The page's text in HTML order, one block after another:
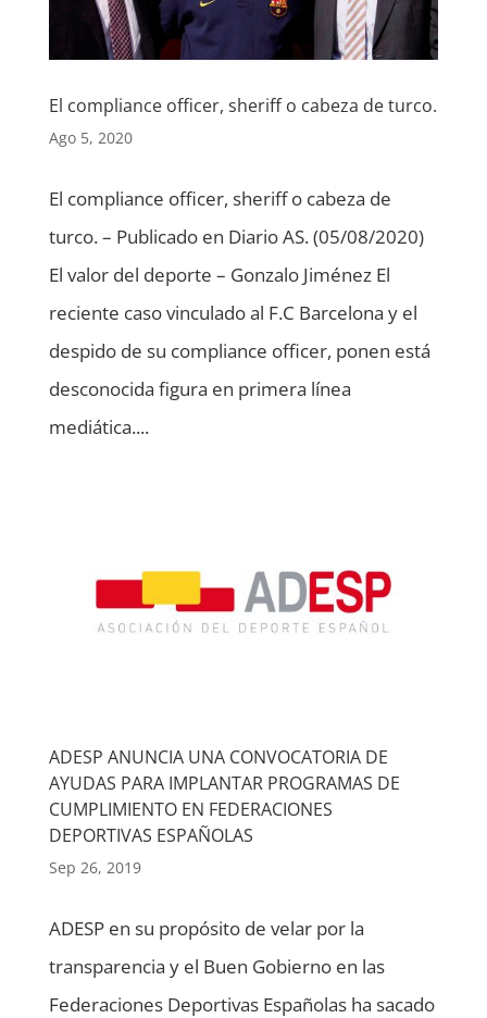
El compliance officer, sheriff o cabeza de turco.
Ago 5, 2020
El compliance officer, sheriff o cabeza de
turco. – Publicado en Diario AS. (05/08/2020)
El valor del deporte – Gonzalo Jiménez El
reciente caso vinculado al F.C Barcelona y el
despido de su compliance officer, ponen está
desconocida figura en primera línea
mediática....
ADESP ANUNCIA UNA CONVOCATORIA DE
AYUDAS PARA IMPLANTAR PROGRAMAS DE
CUMPLIMIENTO EN FEDERACIONES
DEPORTIVAS ESPAÑOLAS
Sep 26, 2019
ADESP en su propósito de velar por la
transparencia y el Buen Gobierno en las
Federaciones Deportivas Españolas ha sacado